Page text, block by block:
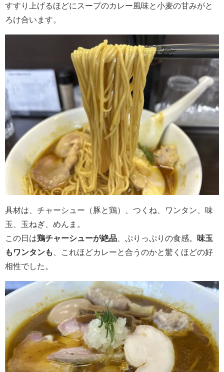
すすり上げるほどにスープのカレー風味と小麦の甘みがと
ろけ合います。
具材は、チャーシュー（豚と鶏）、つくね、ワンタン、味
玉、玉ねぎ、めんま。
この日は鶏チャーシューが絶品 、ぷりっぷりの食感。
味玉
もワンタンも
、これほどカレーと合うのかと驚くほどの好
相性でした。